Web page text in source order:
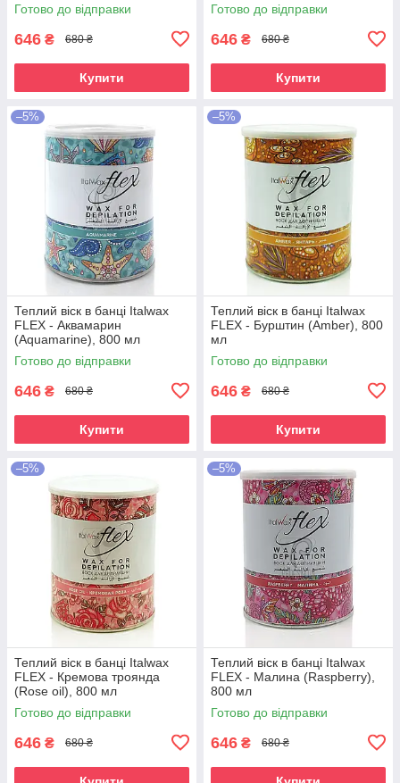
Готово до відправки
646 ₴ 680 ₴
Купити
Готово до відправки
646 ₴ 680 ₴
Купити
–5%
Теплий віск в банці Italwax
FLEX - Аквамарин
(Aquamarine), 800 мл
Готово до відправки
646 ₴ 680 ₴
Купити
–5%
Теплий віск в банці Italwax
FLEX - Бурштин (Amber), 800
мл
Готово до відправки
646 ₴ 680 ₴
Купити
–5%
Теплий віск в банці Italwax
FLEX - Кремова троянда
(Rose oil), 800 мл
Готово до відправки
646 ₴ 680 ₴
–5%
Теплий віск в банці Italwax
FLEX - Малина (Raspberry),
800 мл
Готово до відправки
646 ₴ 680 ₴